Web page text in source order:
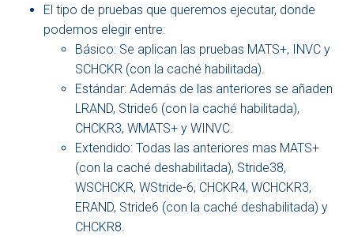
El tipo de pruebas que queremos ejecutar, donde
podemos elegir entre:
Básico: Se aplican las pruebas MATS+, INVC y
SCHCKR (con la caché habilitada).
Estándar: Además de las anteriores se añaden
LRAND, Stride6 (con la caché habilitada),
CHCKR3, WMATS+ y WINVC.
Extendido: Todas las anteriores mas MATS+
(con la caché deshabilitada), Stride38,
WSCHCKR, WStride-6, CHCKR4, WCHCKR3,
ERAND, Stride6 (con la caché deshabilitada) y
CHCKR8.